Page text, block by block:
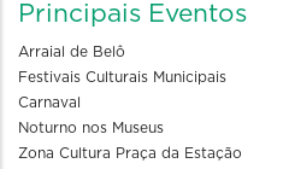
Principais Eventos
Arraial de Belô
Festivais Culturais Municipais
Carnaval
Noturno nos Museus
Zona Cultura Praça da Estação